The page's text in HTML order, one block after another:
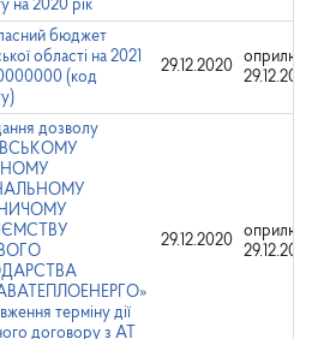
на 2020 рік
бюджет
області на 2021
(код
29.12.2020
дозволу
терміну дії
договору з АТ
29.12.2020